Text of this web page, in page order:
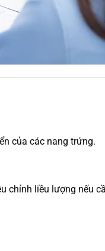
của các nang trứng.
chỉnh liều lượng nếu